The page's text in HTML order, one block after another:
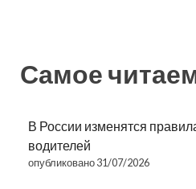
Самое
В России изменятся
водителей
опубликовано 31/07/2026